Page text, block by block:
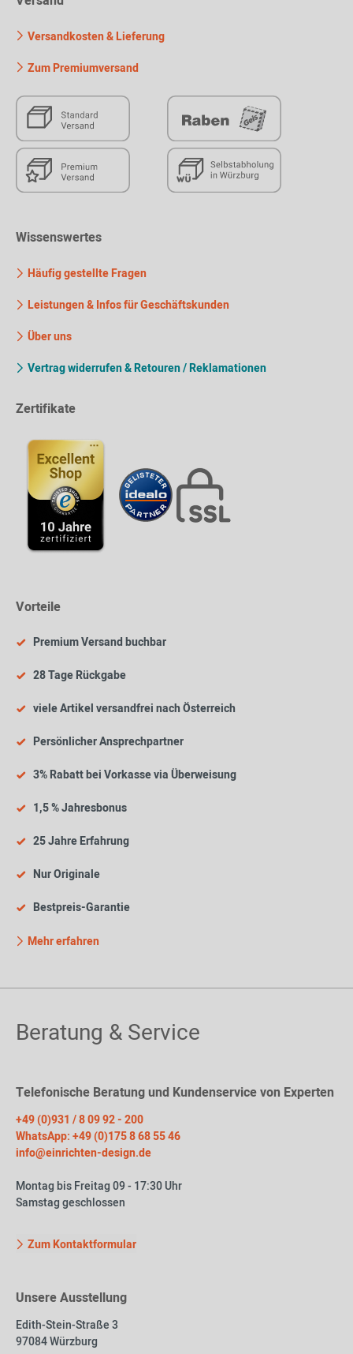
Versandkosten & Lieferung
Zum Premiumversand
Wissenswertes
Häufig gestellte Fragen
Leistungen & Infos für Geschäftskunden
Über uns
Vertrag widerrufen & Retouren / Reklamationen
Zertifikate
Vorteile
Premium Versand buchbar
28 Tage Rückgabe
viele Artikel versandfrei nach Österreich
Persönlicher Ansprechpartner
3% Rabatt bei Vorkasse via Überweisung
1,5 % Jahresbonus
25 Jahre Erfahrung
Nur Originale
Bestpreis-Garantie
Mehr erfahren
Beratung & Service
Telefonische Beratung und Kundenservice von Experten
+49 (0)931 / 8 09 92 - 200
WhatsApp: +49 (0)175 8 68 55 46
info@einrichten-design.de
Montag bis Freitag 09 - 17:30 Uhr
Samstag geschlossen
Zum Kontaktformular
Unsere Ausstellung
Edith-Stein-Straße 3
97084 Würzburg